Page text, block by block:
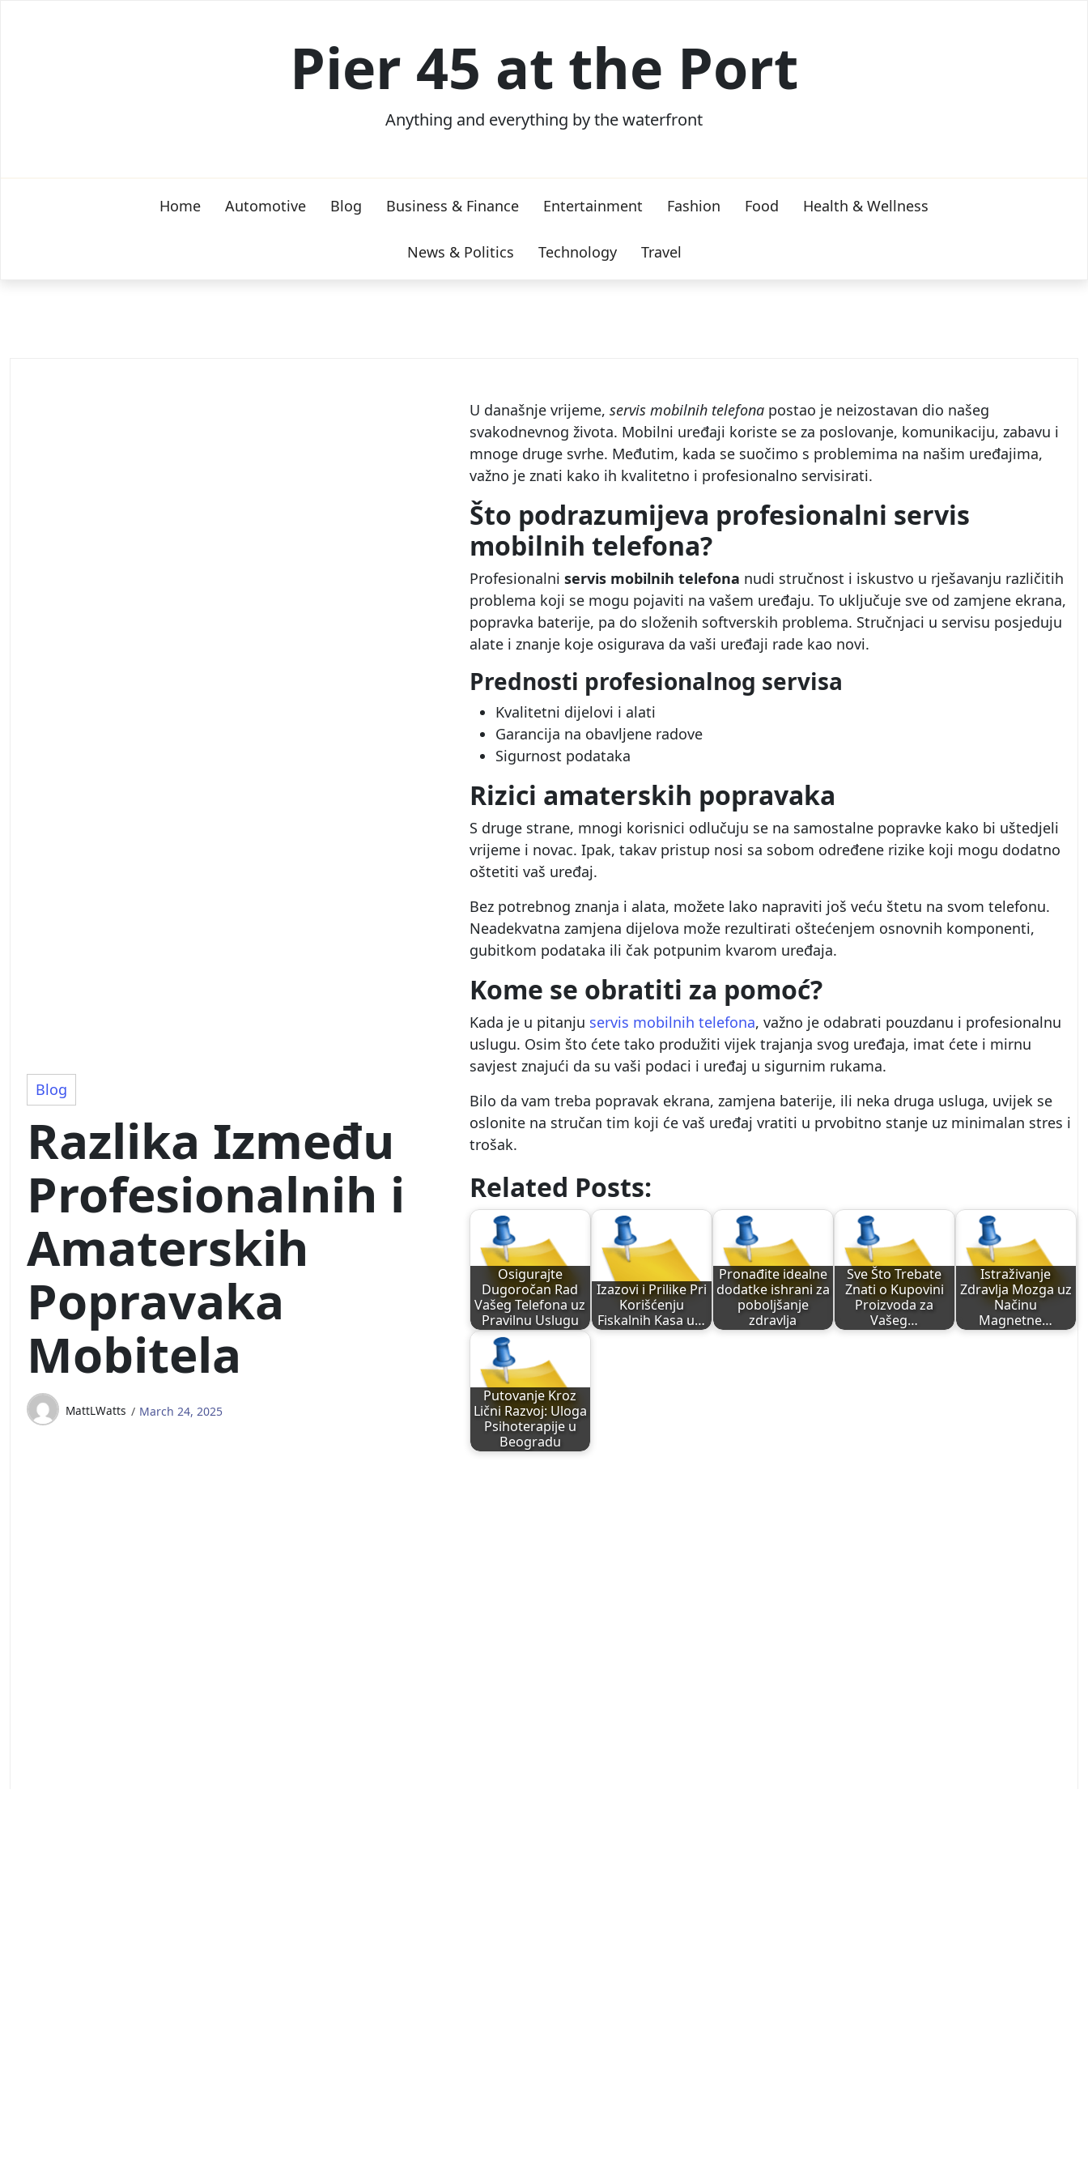
Pier 45 at the Port
Anything and everything by the waterfront
Home Automotive Blog Business & Finance Entertainment Fashion Food Health & Wellness
News & Politics Technology Travel
Blog
Razlika Između
Profesionalnih i
Amaterskih
Popravaka
Mobitela
MattLWatts March 24, 2025
U današnje vrijeme, servis mobilnih telefonapostao je neizostavan dio našeg
svakodnevnog života. Mobilni uređaji koriste se za poslovanje, komunikaciju, zabavu i
mnoge druge svrhe. Međutim, kada se suočimo s problemima na našim uređajima,
važno je znati kako ih kvalitetno i profesionalno servisirati.
Što podrazumijeva profesionalni servis
mobilnih telefona?
Profesionalni servis mobilnih telefona nudi stručnost i iskustvo u rješavanju različitih
problema koji se mogu pojaviti na vašem uređaju. To uključuje sve od zamjene ekrana,
popravka baterije, pa do složenih softverskih problema. Stručnjaci u servisu posjeduju
alate i znanje koje osigurava da vaši uređaji rade kao novi.
Prednosti profesionalnog servisa
Kvalitetni dijelovi i alati
Garancija na obavljene radove
Sigurnost podataka
Rizici amaterskih popravaka
S druge strane, mnogi korisnici odlučuju se na samostalne popravke kako bi uštedjeli
vrijeme i novac. Ipak, takav pristup nosi sa sobom određene rizike koji mogu dodatno
oštetiti vaš uređaj.
Bez potrebnog znanja i alata, možete lako napraviti još veću štetu na svom telefonu.
Neadekvatna zamjena dijelova može rezultirati oštećenjem osnovnih komponenti,
gubitkom podataka ili čak potpunim kvarom uređaja.
Kome se obratiti za pomoć?
Kada je u pitanju servis mobilnih telefona, važno je odabrati pouzdanu i profesionalnu
uslugu. Osim što ćete tako produžiti vijek trajanja svog uređaja, imat ćete i mirnu
savjest znajući da su vaši podaci i uređaj u sigurnim rukama.
Bilo da vam treba popravak ekrana, zamjena baterije, ili neka druga usluga, uvijek se
oslonite na stručan tim koji će vaš uređaj vratiti u prvobitno stanje uz minimalan stres i
trošak.
Related Posts:
Osigurajte
Dugoročan Rad
Vašeg Telefona uz
Pravilnu Uslugu
Izazovi i Prilike Pri
Korišćenju
Fiskalnih Kasa u…
Pronađite idealne
dodatke ishrani za
poboljšanje
zdravlja
Sve Što Trebate
Znati o Kupovini
Proizvoda za
Vašeg…
Istraživanje
Zdravlja Mozga uz
Načinu
Magnetne…
Putovanje Kroz
Lični Razvoj: Uloga
Psihoterapije u
Beogradu